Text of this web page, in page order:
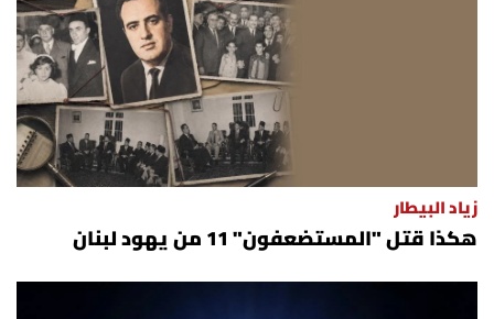
زياد البيطار
هكذا قتل "المستضعفون" 11 من يهود لبنان